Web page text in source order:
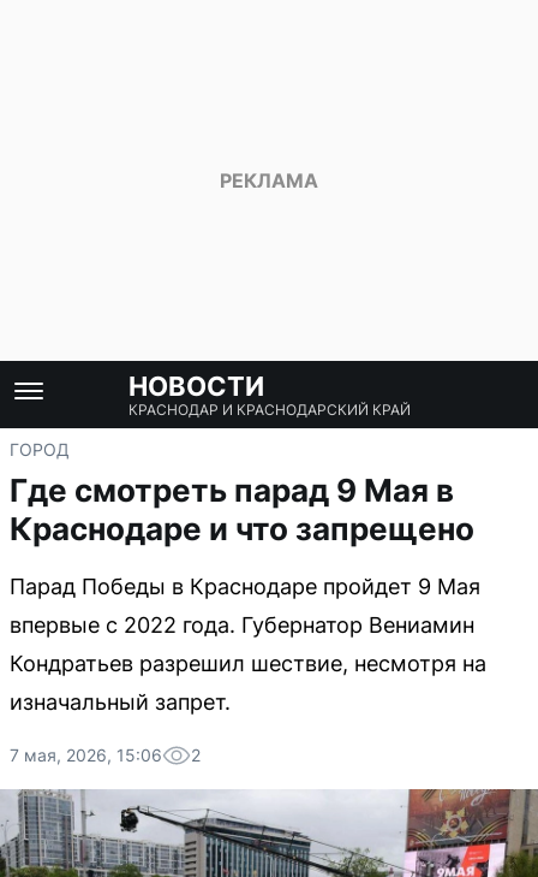
НОВОСТИ
КРАСНОДАР И КРАСНОДАРСКИЙ КРАЙ
ГОРОД
Где смотреть парад 9 Мая в
Краснодаре и что запрещено
Парад Победы в Краснодаре пройдет 9 Мая
впервые с 2022 года. Губернатор Вениамин
Кондратьев разрешил шествие, несмотря на
изначальный запрет.
7 мая, 2026, 15:06 2